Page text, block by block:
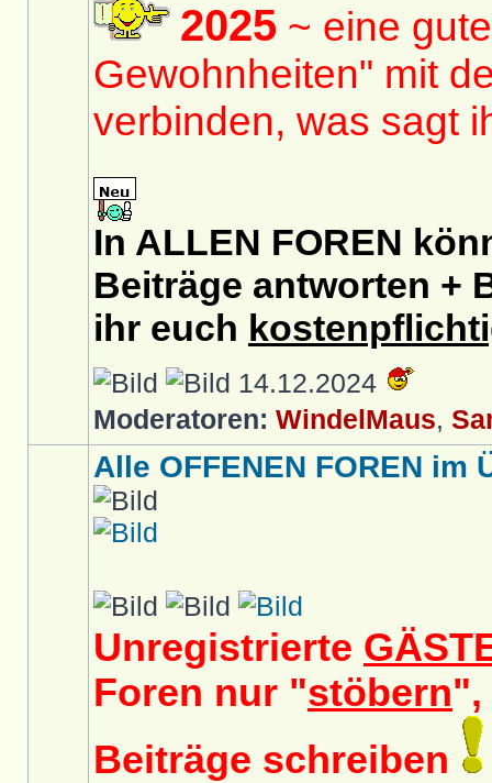
2025 ~ eine
Gewohnheiten" mit
verbinden, was sagt
In ALLEN FOREN
Beiträge antworten +
ihr euch
14.12.2024
Moderatoren: WindelMaus,
Alle OFFENEN FOREN im
Unregistrierte
Foren nur "stöbern",
Beiträge schreiben